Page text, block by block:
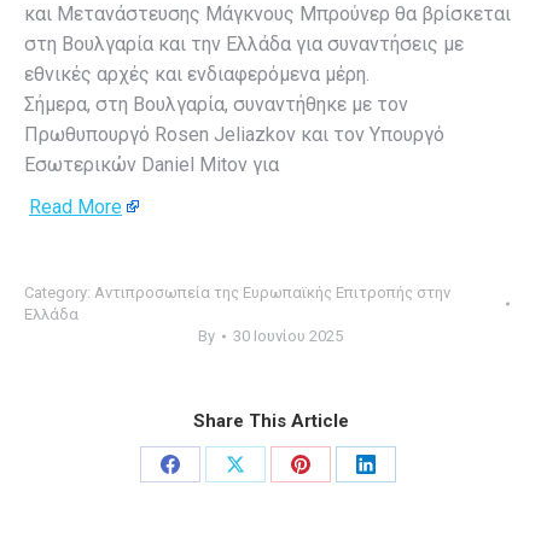
και Μετανάστευσης Μάγκνους Μπρούνερ θα βρίσκεται
στη Βουλγαρία και την Ελλάδα για συναντήσεις με
εθνικές αρχές και ενδιαφερόμενα μέρη.
Σήμερα, στη Βουλγαρία, συναντήθηκε με τον
Πρωθυπουργό Rosen Jeliazkov και τον Υπουργό
Εσωτερικών Daniel Mitov για
Read More
Category: Αντιπροσωπεία της Ευρωπαϊκής Επιτροπής στην
Ελλάδα
By
30 Ιουνίου 2025
Share This Article
Share
Share
Share
Share